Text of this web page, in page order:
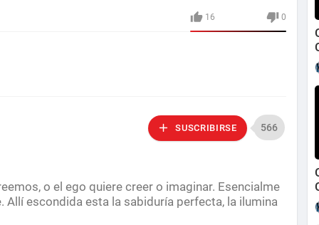
16 0
SUSCRIBIRSE 566
o el ego quiere creer o imaginar. Esencialme
Allí escondida esta la sabiduría perfecta, la ilumina